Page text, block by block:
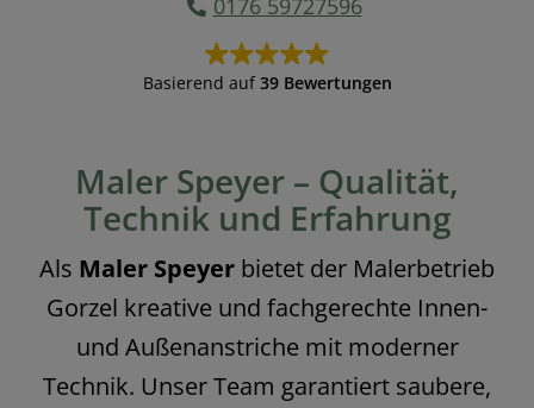
Maler Speyer – Qualität,
Technik und Erfahrung
Als Maler Speyer bietet der Malerbetrieb
Gorzel kreative und fachgerechte Innen-
und Außenanstriche mit moderner
Technik. Unser Team garantiert saubere,
0176 59727596
Basierend auf 39 Bewertungen